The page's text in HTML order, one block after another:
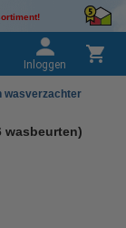
Inloggen
wasverzachter
wasbeurten)